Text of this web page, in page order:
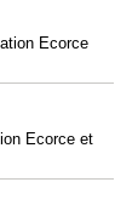
Ecorce
Ecorce et